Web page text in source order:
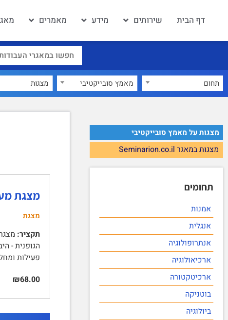
דף הבית שירותים מידע מאמרים
תחום מאמץ סובייקטיבי
מצגות על מאמץ סובייקטיבי
מצגות במאגר Seminarion.co.il
תחומים
אמנות
אנגלית
אנתרופולוגיה
ארכיאולוגיה
ארכיטקטורה
בוטניקה
ביולוגיה
מצגת
מצגת
תקציר:
הגופנית -
פעילות
₪68.00